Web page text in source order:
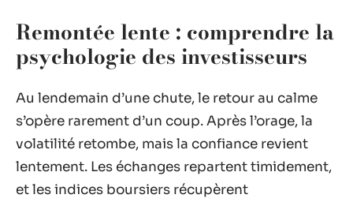
Remontée lente : comprendre la
psychologie des investisseurs
Au lendemain d’une chute, le retour au calme
s’opère rarement d’un coup. Après l’orage, la
volatilité retombe, mais la confiance revient
lentement. Les échanges repartent timidement,
et les indices boursiers récupèrent